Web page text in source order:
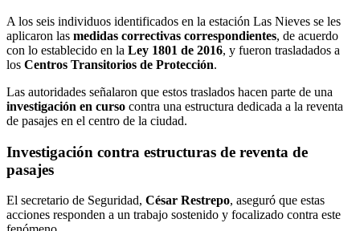
A los seis individuos identificados en la estación Las Nieves se les
aplicaron las medidas correctivas correspondientes, de acuerdo
con lo establecido en la Ley 1801 de 2016, y fueron trasladados a
los Centros Transitorios de Protección.
Las autoridades señalaron que estos traslados hacen parte de una
investigación en curso contra una estructura dedicada a la reventa
de pasajes en el centro de la ciudad.
Investigación contra estructuras de reventa de
pasajes
El secretario de Seguridad, César Restrepo, aseguró que estas
acciones responden a un trabajo sostenido y focalizado contra este